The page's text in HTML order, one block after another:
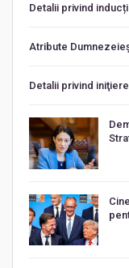
Detalii privind
Atribute
Detalii privind